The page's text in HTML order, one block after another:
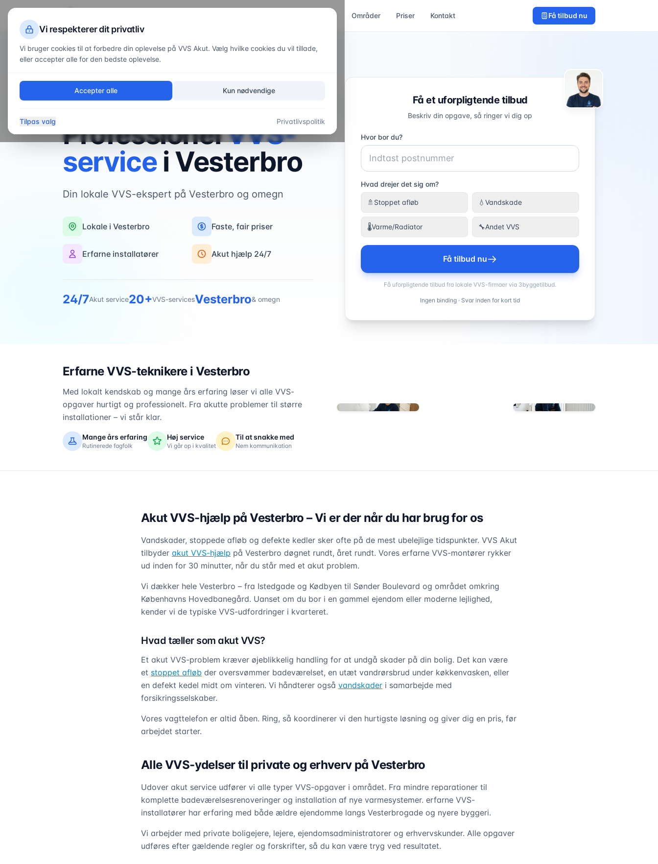
Områder Priser Kontakt Få tilbud nu
Forside/ Områder/Vesterbro
VVS-service iVesterbro
ProfessionelVVS-
serviceiVesterbro
Din lokale VVS-ekspert på Vesterbro og omegn
Lokale i Vesterbro Faste, fair priser
Erfarne installatører Akut hjælp 24/7
24/7Akut service20+VVS-servicesVesterbro& omegn
Få et uforpligtende tilbud
Beskriv din opgave, så ringer vi dig op
Hvor bor du?
Hvad drejer det sig om?
🚿 Stoppet afløb 💧 Vandskade
🌡️Varme/Radiator 🔧Andet VVS
Få tilbud nu
Få uforpligtende tilbud fra lokale VVS-firmaer via 3byggetilbud.
Ingen binding · Svar inden for kort tid
Erfarne VVS-teknikere i Vesterbro
Med lokalt kendskab og mange års erfaring løser vi alle VVS-
opgaver hurtigt og professionelt. Fra akutte problemer til større
installationer – vi står klar.
Mange års erfaring
Rutinerede fagfolk
Høj service
Vi går op i kvalitet
Til at snakke med
Nem kommunikation
Akut VVS-hjælp på Vesterbro – Vi er der når du har brug for os
Vandskader, stoppede afløb og defekte kedler sker ofte på de mest ubelejlige tidspunkter. VVS Akut
tilbyder akut VVS-hjælp på Vesterbro døgnet rundt, året rundt. Vores erfarne VVS-montører rykker
ud inden for 30 minutter, når du står med et akut problem.
Vi dækker hele Vesterbro – fra Istedgade og Kødbyen til Sønder Boulevard og området omkring
Københavns Hovedbanegård. Uanset om du bor i en gammel ejendom eller moderne lejlighed,
kender vi de typiske VVS-udfordringer i kvarteret.
Hvad tæller som akut VVS?
Et akut VVS-problem kræver øjeblikkelig handling for at undgå skader på din bolig. Det kan være
et stoppet afløb der oversvømmer badeværelset, en utæt vandrørsbrud under køkkenvasken, eller
en defekt kedel midt om vinteren. Vi håndterer også vandskader i samarbejde med
forsikringsselskaber.
Vores vagttelefon er altid åben. Ring, så koordinerer vi den hurtigste løsning og giver dig en pris, før
arbejdet starter.
Alle VVS-ydelser til private og erhverv på Vesterbro
Udover akut service udfører vi alle typer VVS-opgaver i området. Fra mindre reparationer til
komplette badeværelsesrenoveringer og installation af nye varmesystemer. erfarne VVS-
installatører har erfaring med både ældre ejendomme langs Vesterbrogade og nyere byggeri.
Vi arbejder med private boligejere, lejere, ejendomsadministratorer og erhvervskunder. Alle opgaver
udføres efter gældende regler og forskrifter, så du kan være tryg ved resultatet.
Vi respekterer dit privatliv
Vi bruger cookies til at forbedre din oplevelse på VVS Akut. Vælg hvilke cookies du vil tillade,
eller accepter alle for den bedste oplevelse.
Accepter alle Kun nødvendige
Tilpas valg Privatlivspolitik